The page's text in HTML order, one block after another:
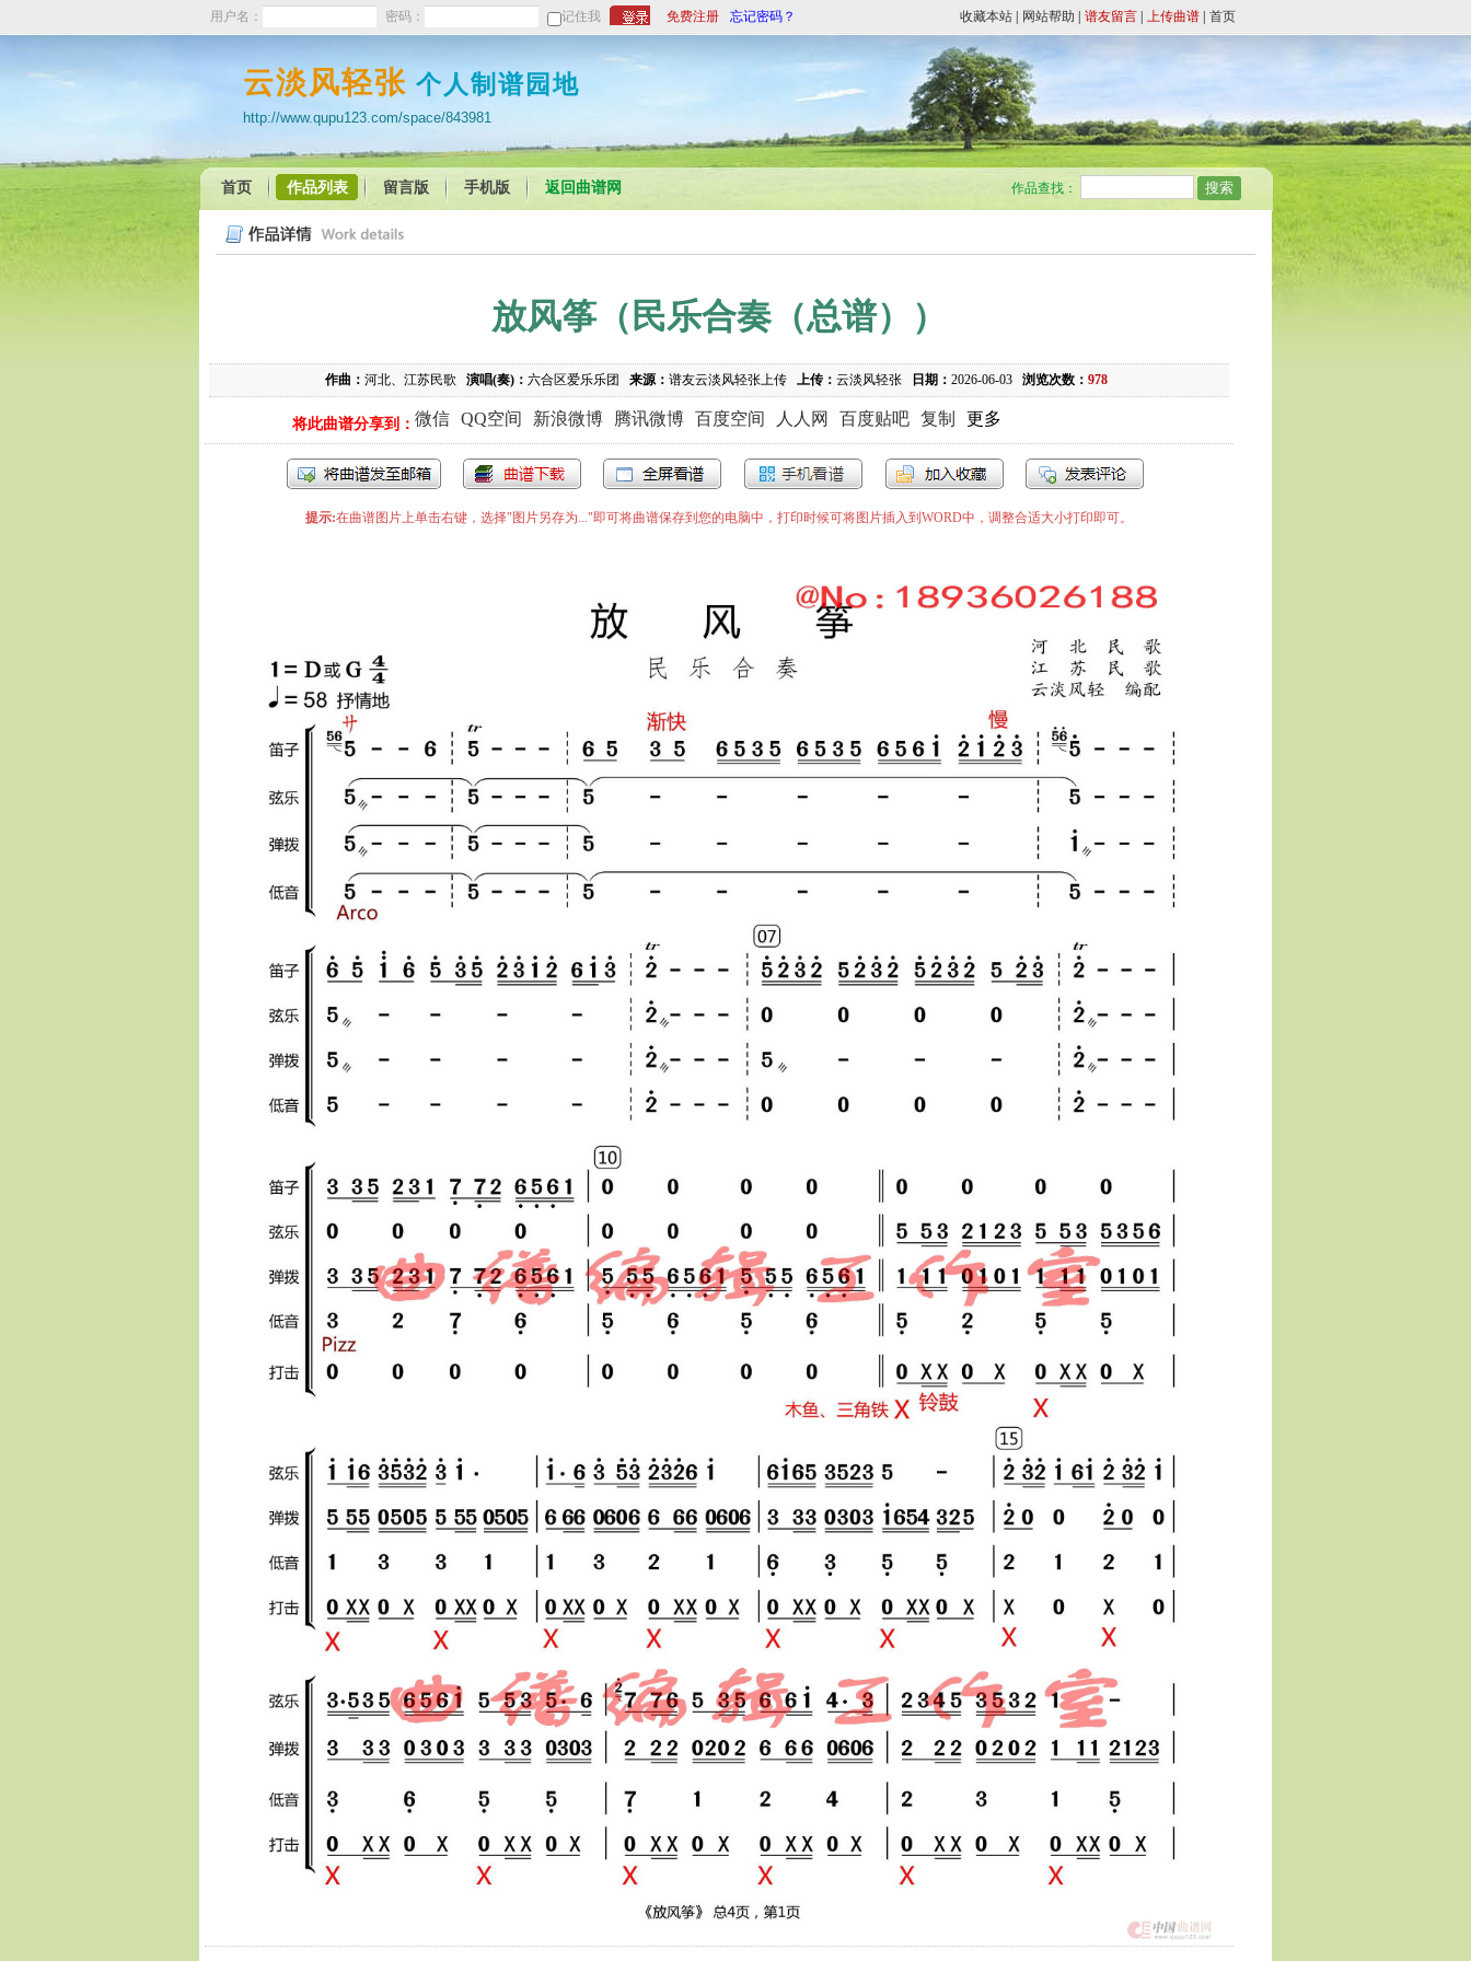
用户名： 密码： 记住我 免费注册 忘记密码？ 收藏本站 网站帮助 谱友留言 上传曲谱 首页
云淡风轻张 个人制谱园地
http://www.qupu123.com/space/843981
作品查找：
首页 作品列表 留言版 手机版 返回曲谱网
放风筝（民乐合奏（总谱））
作曲： 河北、江苏民歌 演唱(奏)： 六合区爱乐乐团 来源： 谱友云淡风轻张上传 上传： 云淡风轻张 日期： 2026-06-03 浏览次数： 978
将此曲谱分享到： 微信 QQ空间 新浪微博 腾讯微博 百度空间 人人网 百度贴吧 复制 更多
提示:在曲谱图片上单击右键，选择"图片另存为..."即可将曲谱保存到您的电脑中，打印时候可将图片插入到WORD中，调整合适大小打印即可。